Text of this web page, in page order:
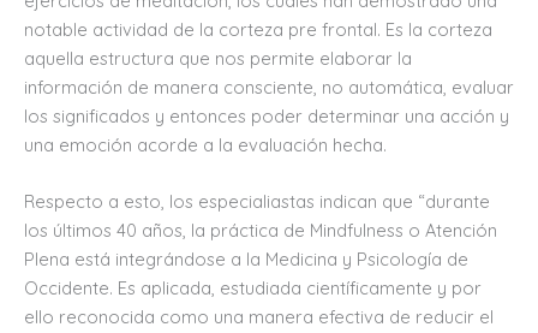
notable actividad de la corteza pre frontal. Es la corteza
aquella estructura que nos permite elaborar la
información de manera consciente, no automática, evaluar
los significados y entonces poder determinar una acción y
una emoción acorde a la evaluación hecha.
Respecto a esto, los especialiastas indican que “durante
los últimos 40 años, la práctica de Mindfulness o Atención
Plena está integrándose a la Medicina y Psicología de
Occidente. Es aplicada, estudiada científicamente y por
ello reconocida como una manera efectiva de reducir el